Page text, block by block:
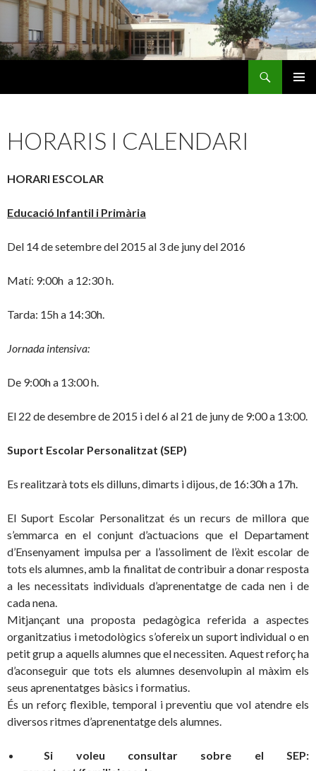
HORARIS I CALENDARI
HORARI ESCOLAR
Educació Infantil i Primària
Del 14 de setembre del 2015 al 3 de juny del 2016
Matí: 9:00h a 12:30 h.
Tarda: 15h a 14:30h.
Jornada intensiva:
De 9:00h a 13:00 h.
El 22 de desembre de 2015 i del 6 al 21 de juny de 9:00 a 13:00.
Suport Escolar Personalitzat (SEP)
Es realitzarà tots els dilluns, dimarts i dijous, de 16:30h a 17h.
El Suport Escolar Personalitzat és un recurs de millora que
s’emmarca en el conjunt d’actuacions que el Departament
d’Ensenyament impulsa per a l’assoliment de l’èxit escolar de
tots els alumnes, amb la finalitat de contribuir a donar resposta
a les necessitats individuals d’aprenentatge de cada nen i de
cada nena.
Mitjançant una proposta pedagògica referida a aspectes
organitzatius i metodològics s’ofereix un suport individual o en
petit grup a aquells alumnes que el necessiten. Aquest reforç ha
d’aconseguir que tots els alumnes desenvolupin al màxim els
seus aprenentatges bàsics i formatius.
És un reforç flexible, temporal i preventiu que vol atendre els
diversos ritmes d’aprenentatge dels alumnes.
Si voleu consultar sobre el SEP: